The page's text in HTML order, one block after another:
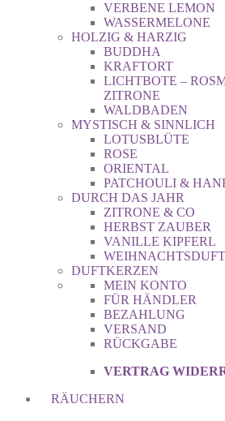
VERBENE LEMON
WASSERMELONE
HOLZIG & HARZIG
BUDDHA
KRAFTORT
LICHTBOTE –
ZITRONE
WALDBADEN
MYSTISCH & SINNLICH
LOTUSBLÜTE
ROSE
ORIENTAL
PATCHOULI &
DURCH DAS JAHR
ZITRONE & CO
HERBST ZAUBER
VANILLE KIPFERL
WEIHNACHTSDUFT
DUFTKERZEN
MEIN KONTO
FÜR HÄNDLER
BEZAHLUNG
VERSAND
RÜCKGABE
VERTRAG
RÄUCHERN